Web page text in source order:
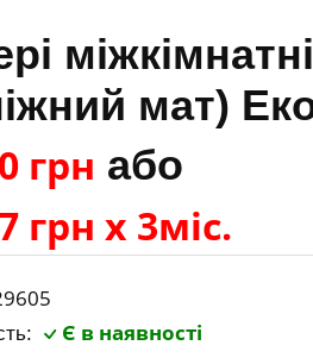
мат)
грн або
грн х 3міс.
Є в наявності